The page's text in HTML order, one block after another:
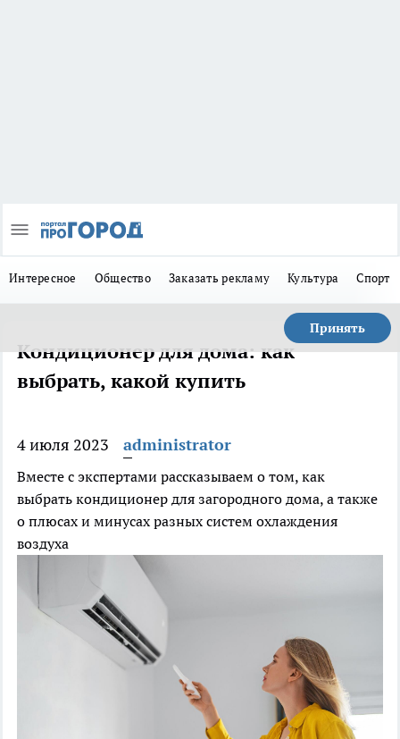
Интересное Общество Заказать рекламу Культура Спорт
Принять
Кондиционер для дома: как
выбрать, какой купить
4 июля 2023 administrator
Вместе с экспертами рассказываем о том, как
выбрать кондиционер для загородного дома, а также
о плюсах и минусах разных систем охлаждения
воздуха